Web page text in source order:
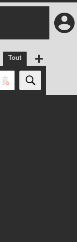
Tout +